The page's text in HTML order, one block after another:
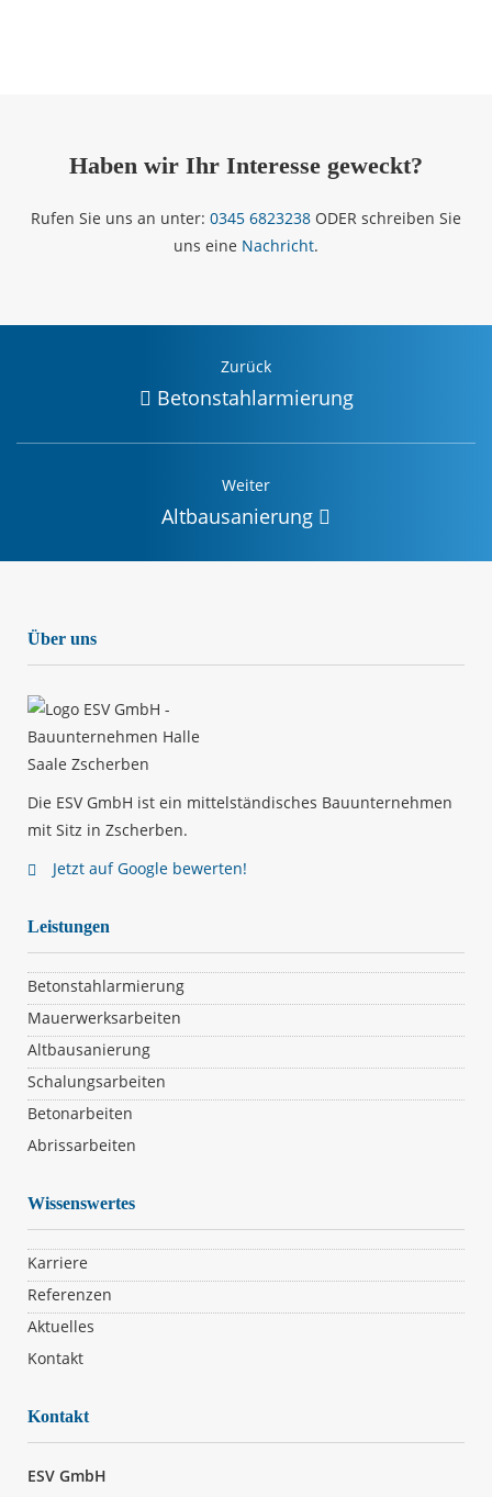
Haben wir Ihr Interesse geweckt?
Rufen Sie uns an unter: 0345 6823238 ODER schreiben Sie
uns eine Nachricht.
Zurück
Betonstahlarmierung
Weiter
Altbausanierung
Über uns
Die ESV GmbH ist ein mittelständisches Bauunternehmen
mit Sitz in Zscherben.
Jetzt auf Google bewerten!
Leistungen
Betonstahlarmierung
Mauerwerksarbeiten
Altbausanierung
Schalungsarbeiten​
Betonarbeiten
Abrissarbeiten
Wissenswertes
Karriere
Referenzen
Aktuelles
Kontakt
Kontakt
ESV GmbH